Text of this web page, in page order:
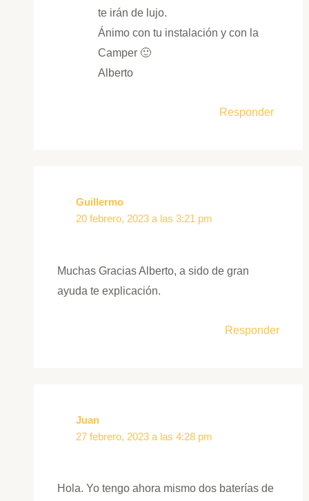
te irán de lujo.
Ánimo con tu instalación y con la
Camper 🙂
Alberto
Responder
Guillermo
20 febrero, 2023 a las 3:21 pm
Muchas Gracias Alberto, a sido de gran
ayuda te explicación.
Responder
Juan
27 febrero, 2023 a las 4:28 pm
Hola. Yo tengo ahora mismo dos baterías de